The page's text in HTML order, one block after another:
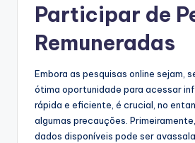
Participar de
Remuneradas
Embora as pesquisas online sejam,
ótima oportunidade para acessar
rápida e eficiente, é crucial, no
algumas precauções.
dados disponíveis pode ser